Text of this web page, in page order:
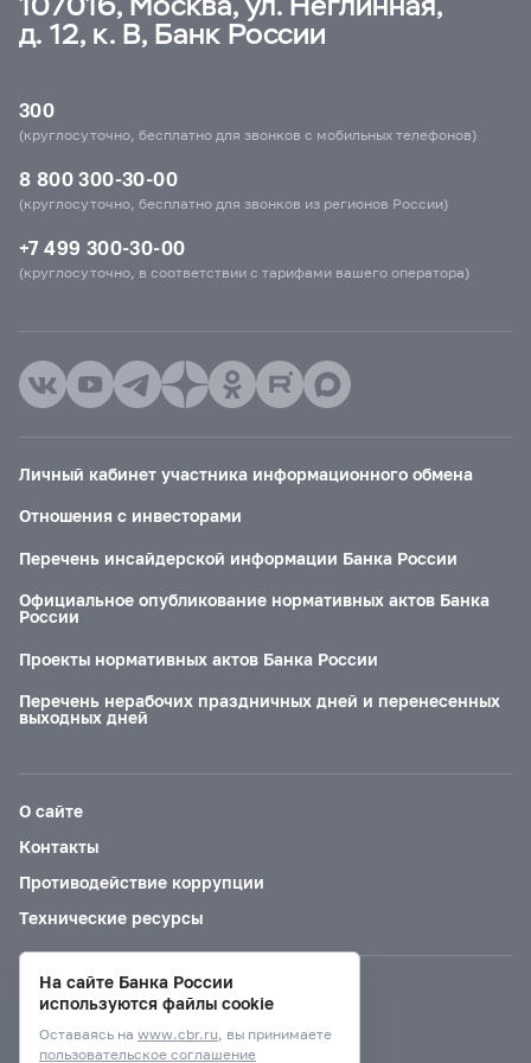
д. 12, к. В, Банк России
300
(круглосуточно, бесплатно для звонков с мобильных телефонов)
8 800 300-30-00
(круглосуточно, бесплатно для звонков из регионов России)
+7 499 300-30-00
(круглосуточно, в соответствии с тарифами вашего оператора)
Личный кабинет участника информационного обмена
Отношения с инвесторами
Перечень инсайдерской информации Банка России
Официальное опубликование нормативных актов Банка
России
Проекты нормативных актов Банка России
Перечень нерабочих праздничных дней и перенесенных
выходных дней
О сайте
Контакты
Противодействие коррупции
Технические ресурсы
Версия для слабовидящих
На сайте Банка России
используются файлы cookie
Оставаясь на www.cbr.ru, вы принимаете
пользовательское соглашение